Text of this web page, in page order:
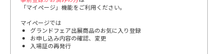
「マイページ」機能をご利用ください。
マイページでは
グランドフェア出展商品のお気に入り登録
お申し込み内容の確認、変更
入場証の再発行